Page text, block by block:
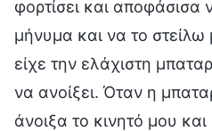
φορτίσει και
μήνυμα και να το στείλω
είχε την ελάχιστη
να ανοίξει. Όταν η
άνοιξα το κινητό μου